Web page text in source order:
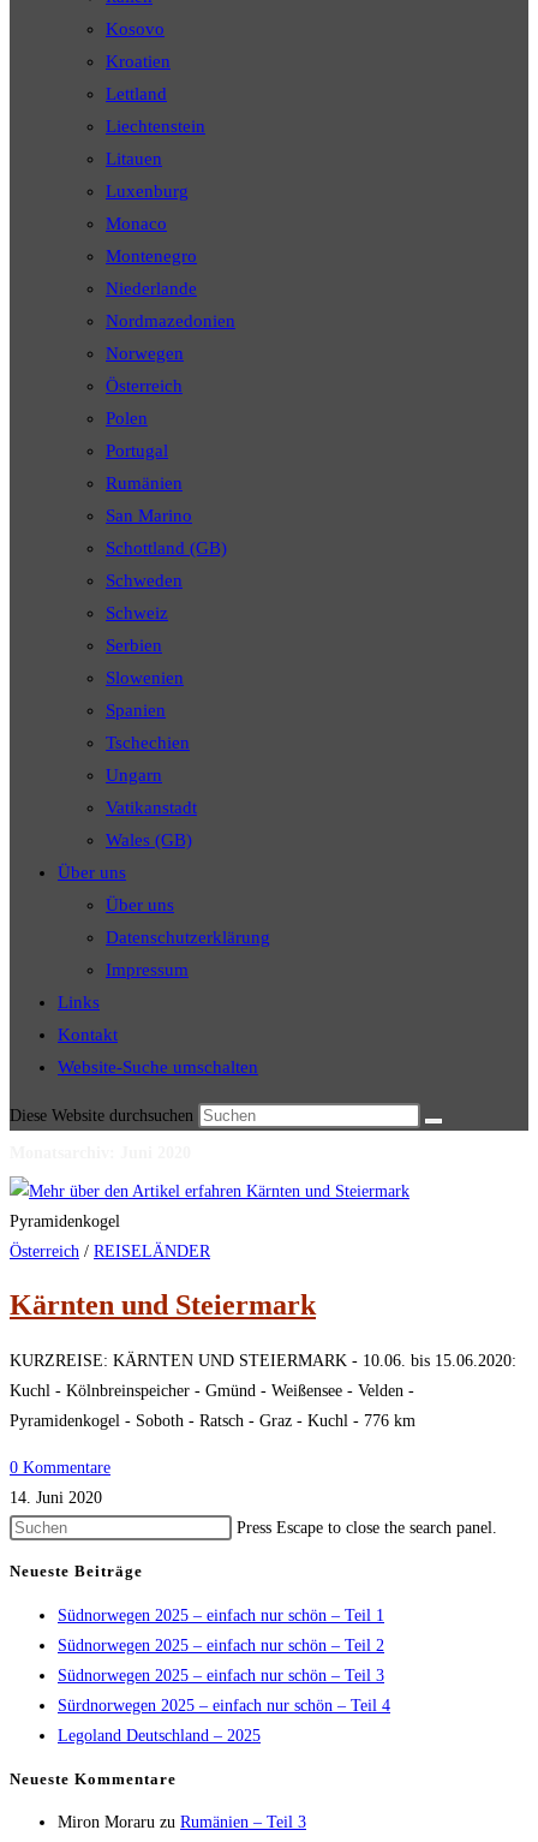
Kosovo
Kroatien
Lettland
Liechtenstein
Litauen
Luxenburg
Monaco
Montenegro
Niederlande
Nordmazedonien
Norwegen
Österreich
Polen
Portugal
Rumänien
San Marino
Schottland (GB)
Schweden
Schweiz
Serbien
Slowenien
Spanien
Tschechien
Ungarn
Vatikanstadt
Wales (GB)
Über uns
Über uns
Datenschutzerklärung
Impressum
Links
Kontakt
Website-Suche umschalten
Diese Website durchsuchen
Pyramidenkogel
Österreich / REISELÄNDER
Kärnten und Steiermark
KURZREISE: KÄRNTEN UND STEIERMARK - 10.06. bis 15.06.2020:
Kuchl - Kölnbreinspeicher - Gmünd - Weißensee - Velden -
Pyramidenkogel - Soboth - Ratsch - Graz - Kuchl - 776 km
0 Kommentare
14. Juni 2020
Press Escape to close the search panel.
Neueste Beiträge
Südnorwegen 2025 – einfach nur schön – Teil 1
Südnorwegen 2025 – einfach nur schön – Teil 2
Südnorwegen 2025 – einfach nur schön – Teil 3
Sürdnorwegen 2025 – einfach nur schön – Teil 4
Legoland Deutschland – 2025
Neueste Kommentare
Miron Moraru zu Rumänien – Teil 3